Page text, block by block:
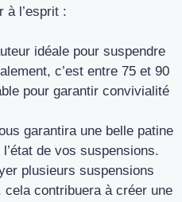
à l’esprit :
idéale pour suspendre
c’est entre 75 et 90
pour garantir convivialité
garantira une belle patine
de vos suspensions.
plusieurs suspensions
cela contribuera à créer une